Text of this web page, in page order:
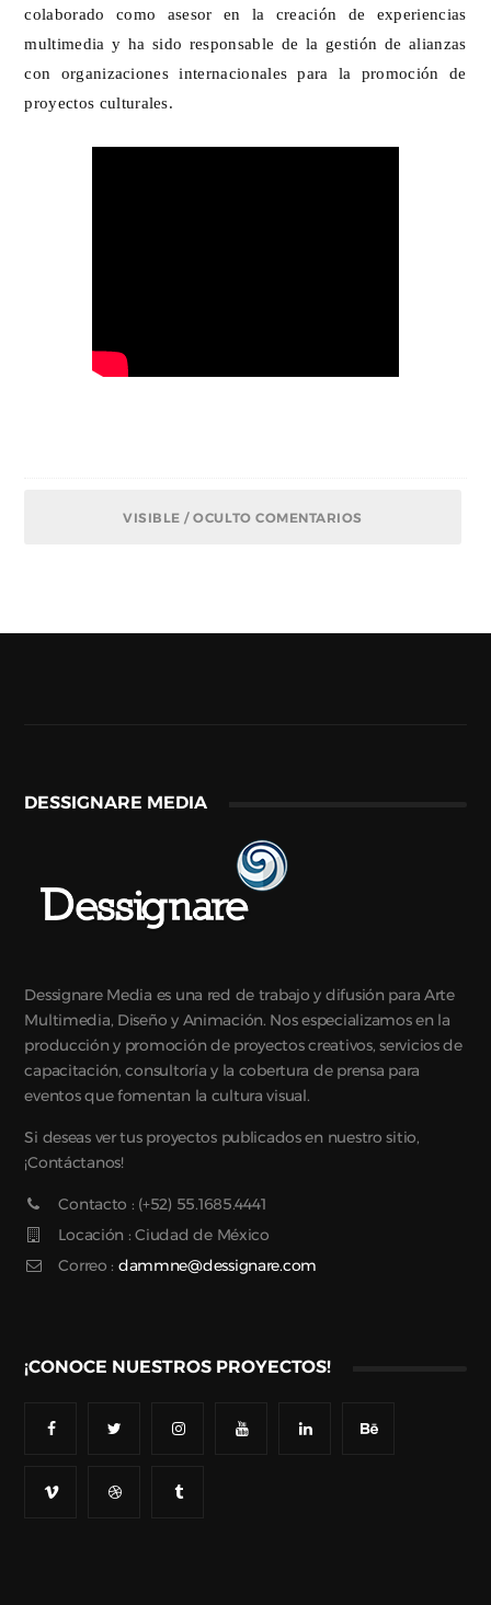
colaborado como asesor en la creación de experiencias
multimedia y ha sido responsable de la gestión de alianzas
con organizaciones internacionales para la promoción de
proyectos culturales.
VISIBLE / OCULTO COMENTARIOS
DESSIGNARE MEDIA
Dessignare Media es una red de trabajo y difusión para Arte
Multimedia, Diseño y Animación. Nos especializamos en la
producción y promoción de proyectos creativos, servicios de
capacitación, consultoría y la cobertura de prensa para
eventos que fomentan la cultura visual.
Si deseas ver tus proyectos publicados en nuestro sitio,
¡Contáctanos!
Contacto : (+52) 55.1685.4441
Locación : Ciudad de México
Correo : dammne@dessignare.com
¡CONOCE NUESTROS PROYECTOS!